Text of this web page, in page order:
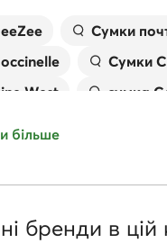
Сумки
Сумки
West
сумка
більше
бренди в цій